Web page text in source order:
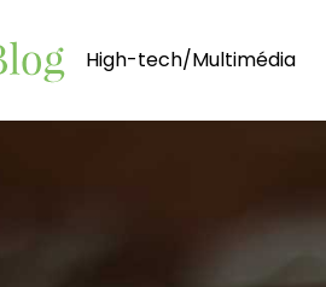
High-tech/Multimédia